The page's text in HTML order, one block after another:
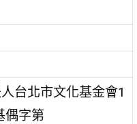
台北市文化基金會1
偶字第